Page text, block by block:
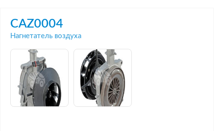
CAZ0004
Нагнетатель воздуха